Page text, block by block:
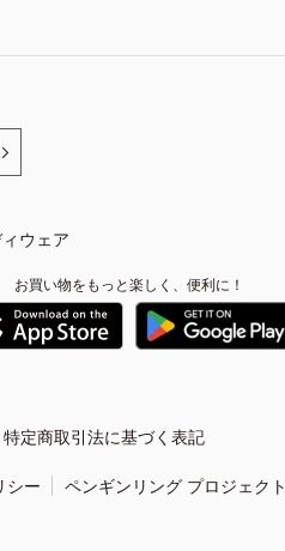
ウェア
お買い物をもっと楽しく、便利に！
特定商取引法に基づく表記
シー ペンギンリング プロジェクト